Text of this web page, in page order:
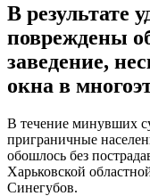
В результате
повреждены
заведение,
окна в
В течение минувших
приграничные
обошлось без
Харьковской
Синегубов.